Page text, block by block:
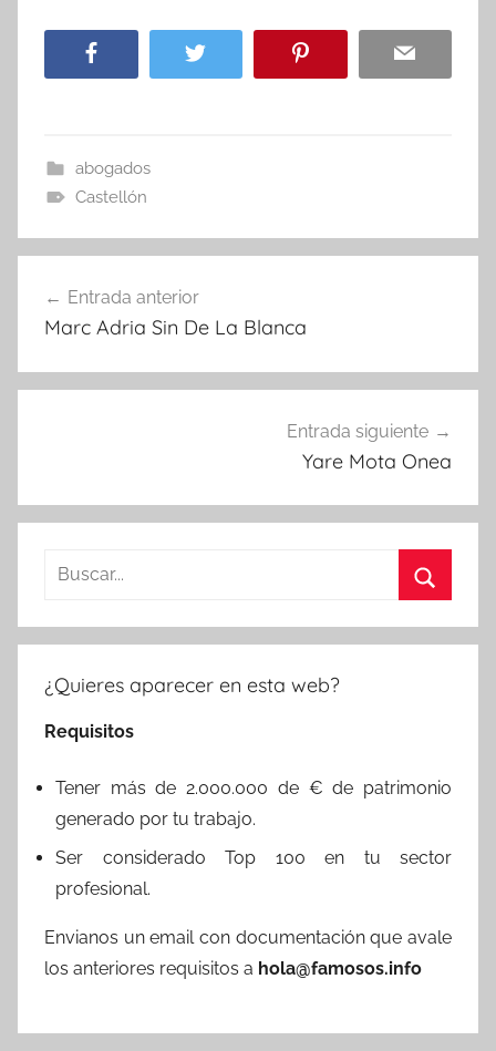
abogados
Castellón
de
Entrada anterior
Marc Adria Sin De La Blanca
Entrada siguiente
Yare Mota Onea
Buscar:
¿Quieres aparecer en esta web?
Requisitos
Tener más de 2.000.000 de € de patrimonio
generado por tu trabajo.
Ser considerado Top 100 en tu sector
profesional.
Envianos un email con documentación que avale
los anteriores requisitos a hola@famosos.info